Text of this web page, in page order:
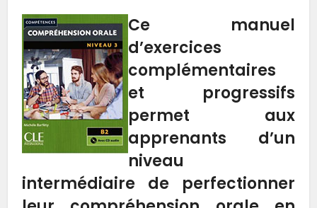
Ce manuel
d’exercices
complémentaires
et progressifs
permet aux
apprenants d’un
niveau
intermédiaire de perfectionner